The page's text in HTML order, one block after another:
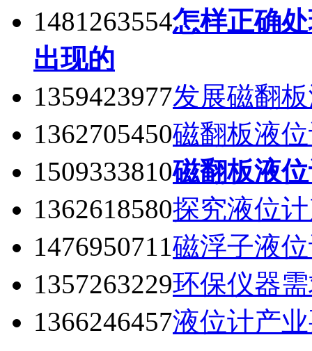
1481263554怎样正确
出现的
1359423977发展磁翻
1362705450磁翻板液
1509333810磁翻板液
1362618580探究液位
1476950711磁浮子液
1357263229环保仪器
1366246457液位计产